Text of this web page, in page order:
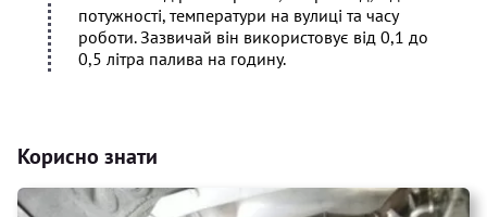
потужності, температури на вулиці та часу
роботи. Зазвичай він використовує від 0,1 до
0,5 літра палива на годину.
Корисно знати